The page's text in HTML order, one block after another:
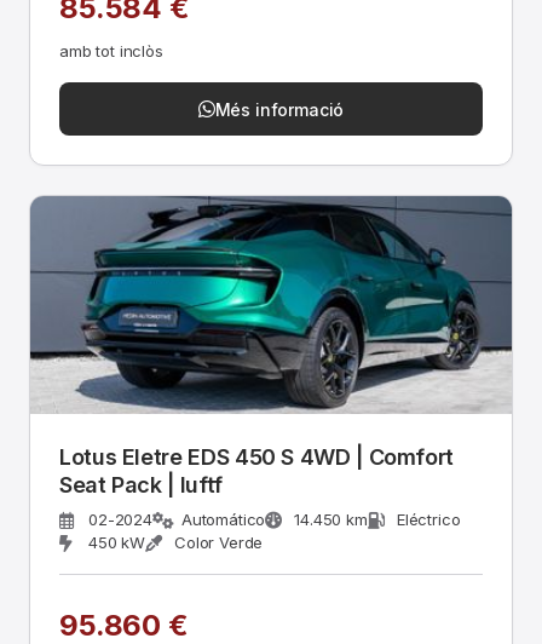
85.584 €
amb tot inclòs
Més informació
Lotus Eletre EDS 450 S 4WD | Comfort
Seat Pack | luftf
02-2024 Automático 14.450 km
Eléctrico
450 kW
Color Verde
95.860 €